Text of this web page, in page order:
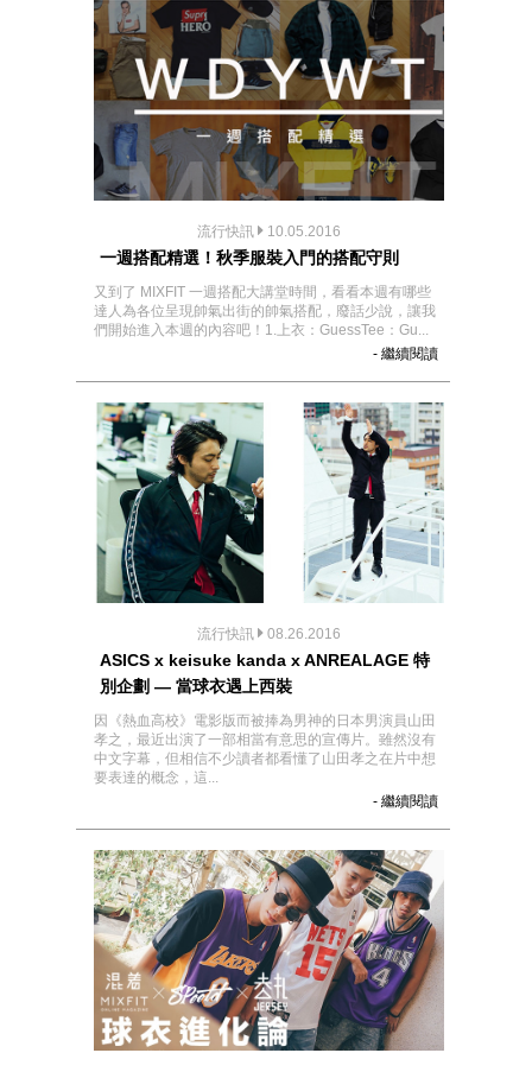
流行快訊 10.05.2016
一週搭配精選！秋季服裝入門的搭配守則
又到了 MIXFIT 一週搭配大講堂時間，看看本週有哪些
達人為各位呈現帥氣出街的帥氣搭配，廢話少說，讓我
們開始進入本週的內容吧！1.上衣：GuessTee：Gu...
- 繼續閱讀
流行快訊 08.26.2016
ASICS x keisuke kanda x ANREALAGE 特
別企劃 — 當球衣遇上西裝
因《熱血高校》電影版而被捧為男神的日本男演員山田
孝之，最近出演了一部相當有意思的宣傳片。雖然沒有
中文字幕，但相信不少讀者都看懂了山田孝之在片中想
要表達的概念，這...
- 繼續閱讀